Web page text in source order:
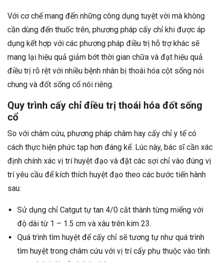
Với cơ chế mang đến những công dụng tuyệt vời mà không
cần dùng đến thuốc trên, phương pháp cấy chỉ khi được áp
dụng kết hợp với các phương pháp điều trị hỗ trợ khác sẽ
mang lại hiệu quả giảm bớt thời gian chữa và đạt hiệu quả
điều trị rõ rệt với nhiều bệnh nhân bị thoái hóa cột sống nói
chung và đốt sống cổ nói riêng.
Quy trình cấy chỉ điều trị thoái hóa đốt sống
cổ
So với châm cứu, phương pháp châm hay cấy chỉ y tế có
cách thực hiện phức tạp hơn đáng kể. Lúc này, bác sĩ cần xác
định chính xác vị trí huyệt đạo và đặt các sợi chỉ vào đúng vị
trí yêu cầu để kích thích huyệt đạo theo các bước tiến hành
sau:
Sử dụng chỉ Catgut tự tan 4/0 cắt thành từng miếng với
độ dài từ 1 – 1.5 cm và xâu trên kim 23.
Quá trình tìm huyệt để cấy chỉ sẽ tương tự như quá trình
tìm huyệt trong châm cứu với vị trí cấy phụ thuộc vào tình